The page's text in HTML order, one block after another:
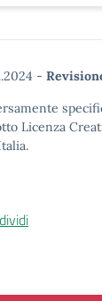
-
Licenza